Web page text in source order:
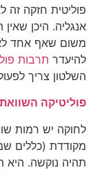
פוליטית חזקה זה
אנגליה. היכן
משום שאף אחד לא
להיעדר תרבות
השלטון צריך
פוליטיקה
לחוקה יש רמות
מקודדת (כללים
תהיה נוקשה. היא